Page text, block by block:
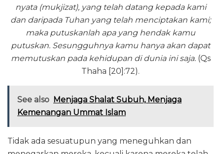
nyata (mukjizat), yang telah datang kepada kami
dan daripada Tuhan yang telah menciptakan kami;
maka putuskanlah apa yang hendak kamu
putuskan. Sesungguhnya kamu hanya akan dapat
memutuskan pada kehidupan di dunia ini saja. (Qs
Thaha [20]:72).
See also Menjaga Shalat Subuh, Menjaga
Kemenangan Ummat Islam
Tidak ada sesuatupun yang meneguhkan dan